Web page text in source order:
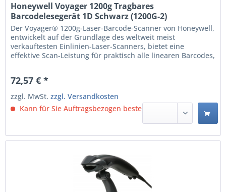
Honeywell Voyager 1200g Tragbares
Barcodelesegerät 1D Schwarz (1200G-2)
Der Voyager® 1200g-Laser-Barcode-Scanner von Honeywell,
entwickelt auf der Grundlage des weltweit meist
verkauftesten Einlinien-Laser-Scanners, bietet eine
effektive Scan-Leistung für praktisch alle linearen Barcodes,
Standfußerkennung und -konfiguration sorgen für...
72,57 € *
zzgl. MwSt.zzgl. Versandkosten
Kann für Sie Auftragsbezogen bestellt werden.